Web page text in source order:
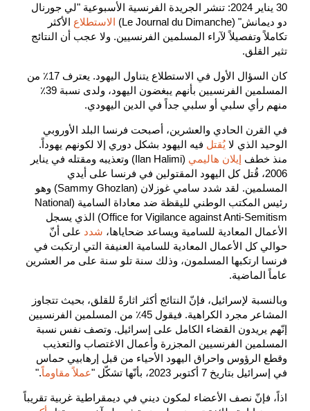
30 يناير 2024: تنشر الجريدة الفرنسية الأسبوعية "لي جورنال
دو ديمانش" (Le Journal du Dimanche)
الاستطلاع الأكثر
تكاملاً وتفصيلاً لآراء المسلمين الفرنسيين. ولا عجب أن النتائج
تثير القلق.
كان السؤال الأول في الاستطلاع يتناول اليهود. يعترف 17٪ من
المسلمين الفرنسيين بأنهم يبغضون اليهود، ولدى نسبة 39٪
منهم رأي سلبي أو سلبي جداً في الدين اليهودي.
في القرن الحادي والعشرين، أصبحت فرنسا البلد الأوروبي
الوحيد الذي لا يُقتل فيه اليهود بشكل دوري إلا لكونهم يهوداً.
منذ خطف إيلان هاليمي
(Ilan Halimi) وتعذيبه ومقتله في يناير
2006، قُتل كل اليهود المقتولين في فرنسا على أيدي
المسلمين. لقد شدد سامي غوزلان (Sammy Ghozlan) وهو
رئيس المكتب الوطني لليقظة ضد معاداة السامية (National
Office for Vigilance against Anti-Semitism) الذي يسجل
الأعمال المعادية للسامية ويساعد ضحاياها، شدد على أنّ
حوالي كل الأعمال المعادية للسامية العنيفة التي ارتكبت في
فرنسا ارتكبها المسلمون، وذلك سنة تلو سنة على مر العشرين
عاماً الماضية.
وبالنسبة لإسرائيل، فإنّ النتائج أكثر اثارةً للقلق، بحيث تتجاوز
المشاعر مجرد الكراهية. فيقول 45٪ من المسلمين الفرنسيين
إنّهم يريدون القضاء الكامل على إسرائيل. وتصف نفس نسبة
المسلمين الفرنسيين المجزرة وأعمال الاغتصاب والتعذيب
وقطع الرؤوس واحراق اليهود الأحياء من قبل إرهابيي حماس
في إسرائيل بتاريخ 7 أكتوبر 2023، بأنّها تشكّل "
عملاً مقاوماً."
اذاً، فإنّ نصف الأعضاء لمكون ديني في ديمقراطية غربية تقريباً